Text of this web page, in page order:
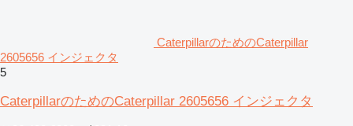
CaterpillarのためのCaterpillar
2605656 インジェクタ
5
CaterpillarのためのCaterpillar 2605656 インジェクタ